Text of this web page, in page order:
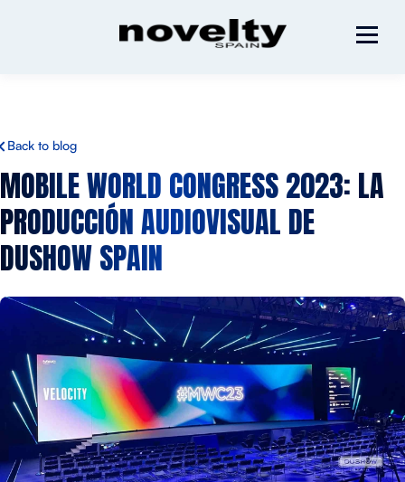
Back to blog
MOBILE WORLD CONGRESS 2023: LA
PRODUCCIÓN AUDIOVISUAL DE
DUSHOW SPAIN